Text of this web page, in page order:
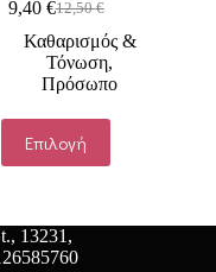
12,50€
Original
price
was:
12,50 €.
9,40 €Η
τρέχουσα
τιμή
είναι:
Καθαρισμός &
Τόνωση,
Πρόσωπο
Επιλογή
το
προϊόν
παραλλαγές.
Οι
13231,